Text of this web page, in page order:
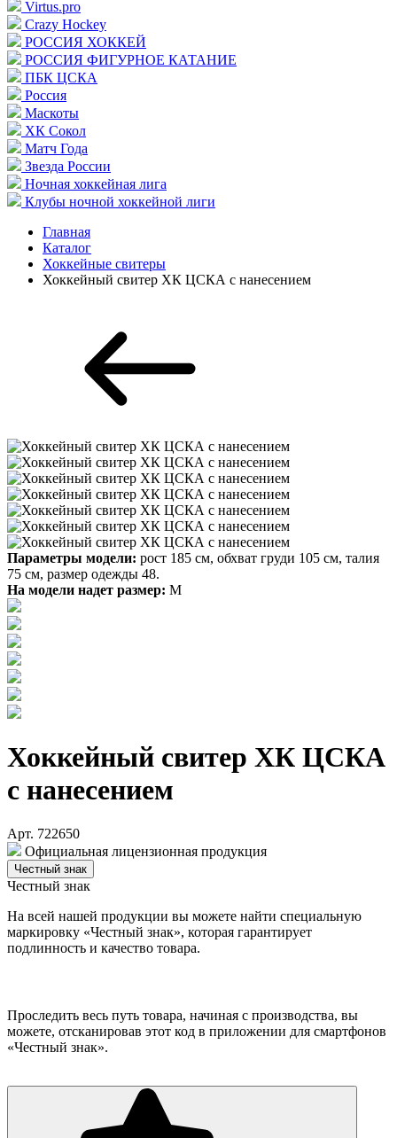
Virtus.pro
Crazy Hockey
РОССИЯ ХОККЕЙ
РОССИЯ ФИГУРНОЕ КАТАНИЕ
ПБК ЦСКА
Россия
Маскоты
ХК Сокол
Матч Года
Звезда России
Ночная хоккейная лига
Клубы ночной хоккейной лиги
Главная
Каталог
Хоккейные свитеры
Хоккейный свитер ХК ЦСКА с нанесением
Параметры модели: рост 185 см, обхват груди 105 см, талия
75 см, размер одежды 48.
На модели надет размер: М
Хоккейный свитер ХК ЦСКА
с нанесением
Арт. 722650
Официальная лицензионная продукция
Честный знак
Честный знак
На всей нашей продукции вы можете найти специальную
маркировку «Честный знак», которая гарантирует
подлинность и качество товара.
Проследить весь путь товара, начиная с производства, вы
можете, отсканировав этот код в приложении для смартфонов
«Честный знак».